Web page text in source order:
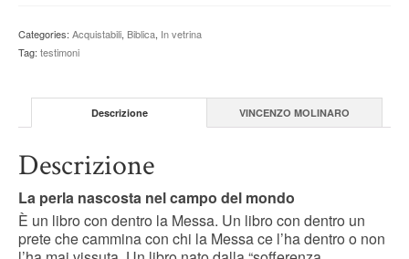
Categories: Acquistabili, Biblica, In vetrina
Tag: testimoni
Descrizione VINCENZO MOLINARO
Descrizione
La perla nascosta nel campo del mondo
È un libro con dentro la Messa. Un libro con dentro un
prete che cammina con chi la Messa ce l’ha dentro o non